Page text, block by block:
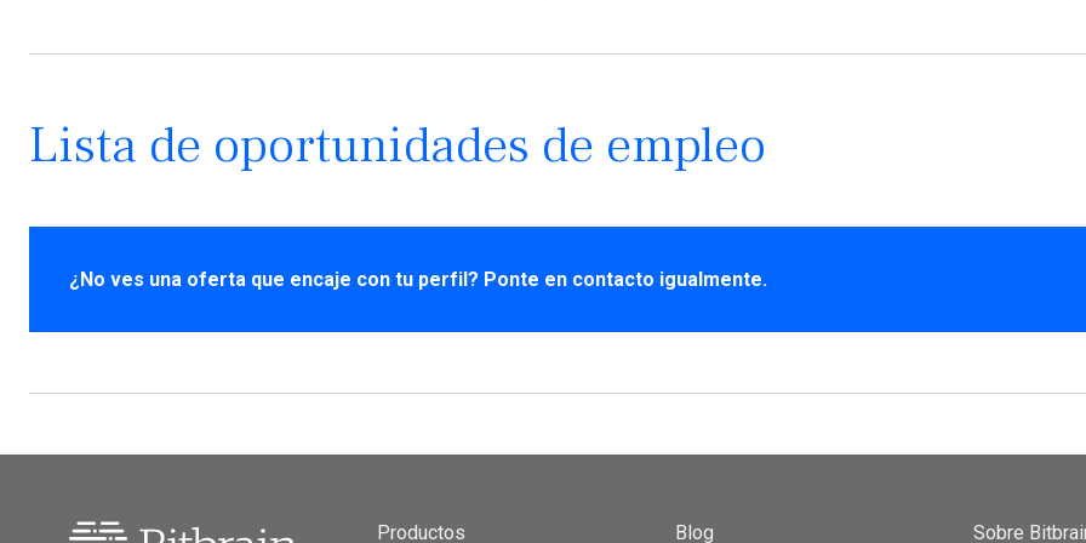
Lista de oportunidades de empleo
¿No ves una oferta que encaje con tu perfil? Ponte en contacto igualmente.
Productos Blog Sobre